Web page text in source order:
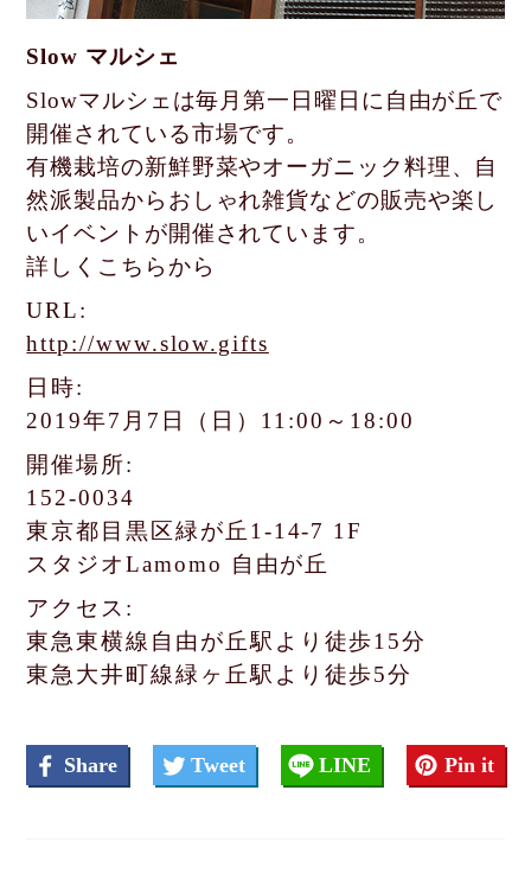
Slow マルシェ
Slowマルシェは毎月第一日曜日に自由が丘で
開催されている市場です。
有機栽培の新鮮野菜やオーガニック料理、自
然派製品からおしゃれ雑貨などの販売や楽し
いイベントが開催されています。
詳しくこちらから
URL:
http://www.slow.gifts
日時:
2019年7月7日（日）11:00～18:00
開催場所:
152-0034
東京都目黒区緑が丘1-14-7 1F
スタジオLamomo 自由が丘
アクセス:
東急東横線自由が丘駅より徒歩15分
東急大井町線緑ヶ丘駅より徒歩5分
Share Tweet LINE Pin it